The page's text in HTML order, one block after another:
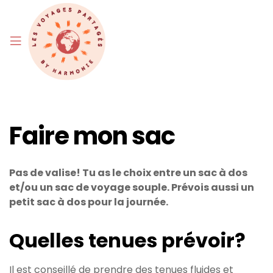
Faire mon sac
Pas de valise! Tu as le choix entre un sac à dos
et/ou un sac de voyage souple. Prévois aussi un
petit sac à dos pour la journée.
Quelles tenues prévoir?
Il est conseillé de prendre des tenues fluides et